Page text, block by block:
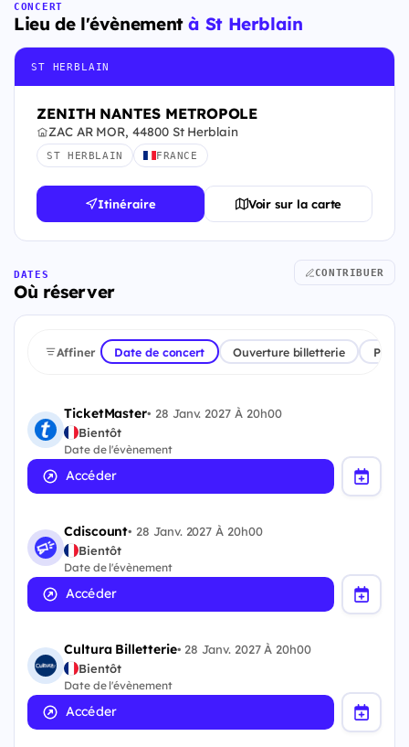
CONCERT
Lieu de l'évènementà St Herblain
ST HERBLAIN
ZENITH NANTES METROPOLE
ZAC AR MOR, 44800 St Herblain
ST HERBLAIN FRANCE
Itinéraire Voir sur la carte
DATES
Où réserver
CONTRIBUER
Affiner Date de concert Ouverture billetterie
TicketMaster• 28 Janv. 2027 À 20h00
Bientôt
Date de l'évènement
Accéder
Cdiscount• 28 Janv. 2027 À 20h00
Bientôt
Date de l'évènement
Accéder
Cultura Billetterie• 28 Janv. 2027 À 20h00
Bientôt
Date de l'évènement
Accéder